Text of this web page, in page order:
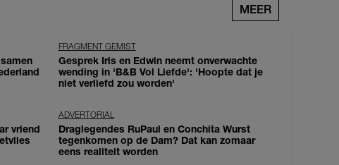
MEER
FRAGMENT GEMIST
Gesprek Iris en Edwin neemt onverwachte
wending in 'B&B Vol Liefde': 'Hoopte dat je
niet verliefd zou worden'
vriend
ADVERTORIAL
Draglegendes RuPaul en Conchita Wurst
tegenkomen op de Dam? Dat kan zomaar
eens realiteit worden